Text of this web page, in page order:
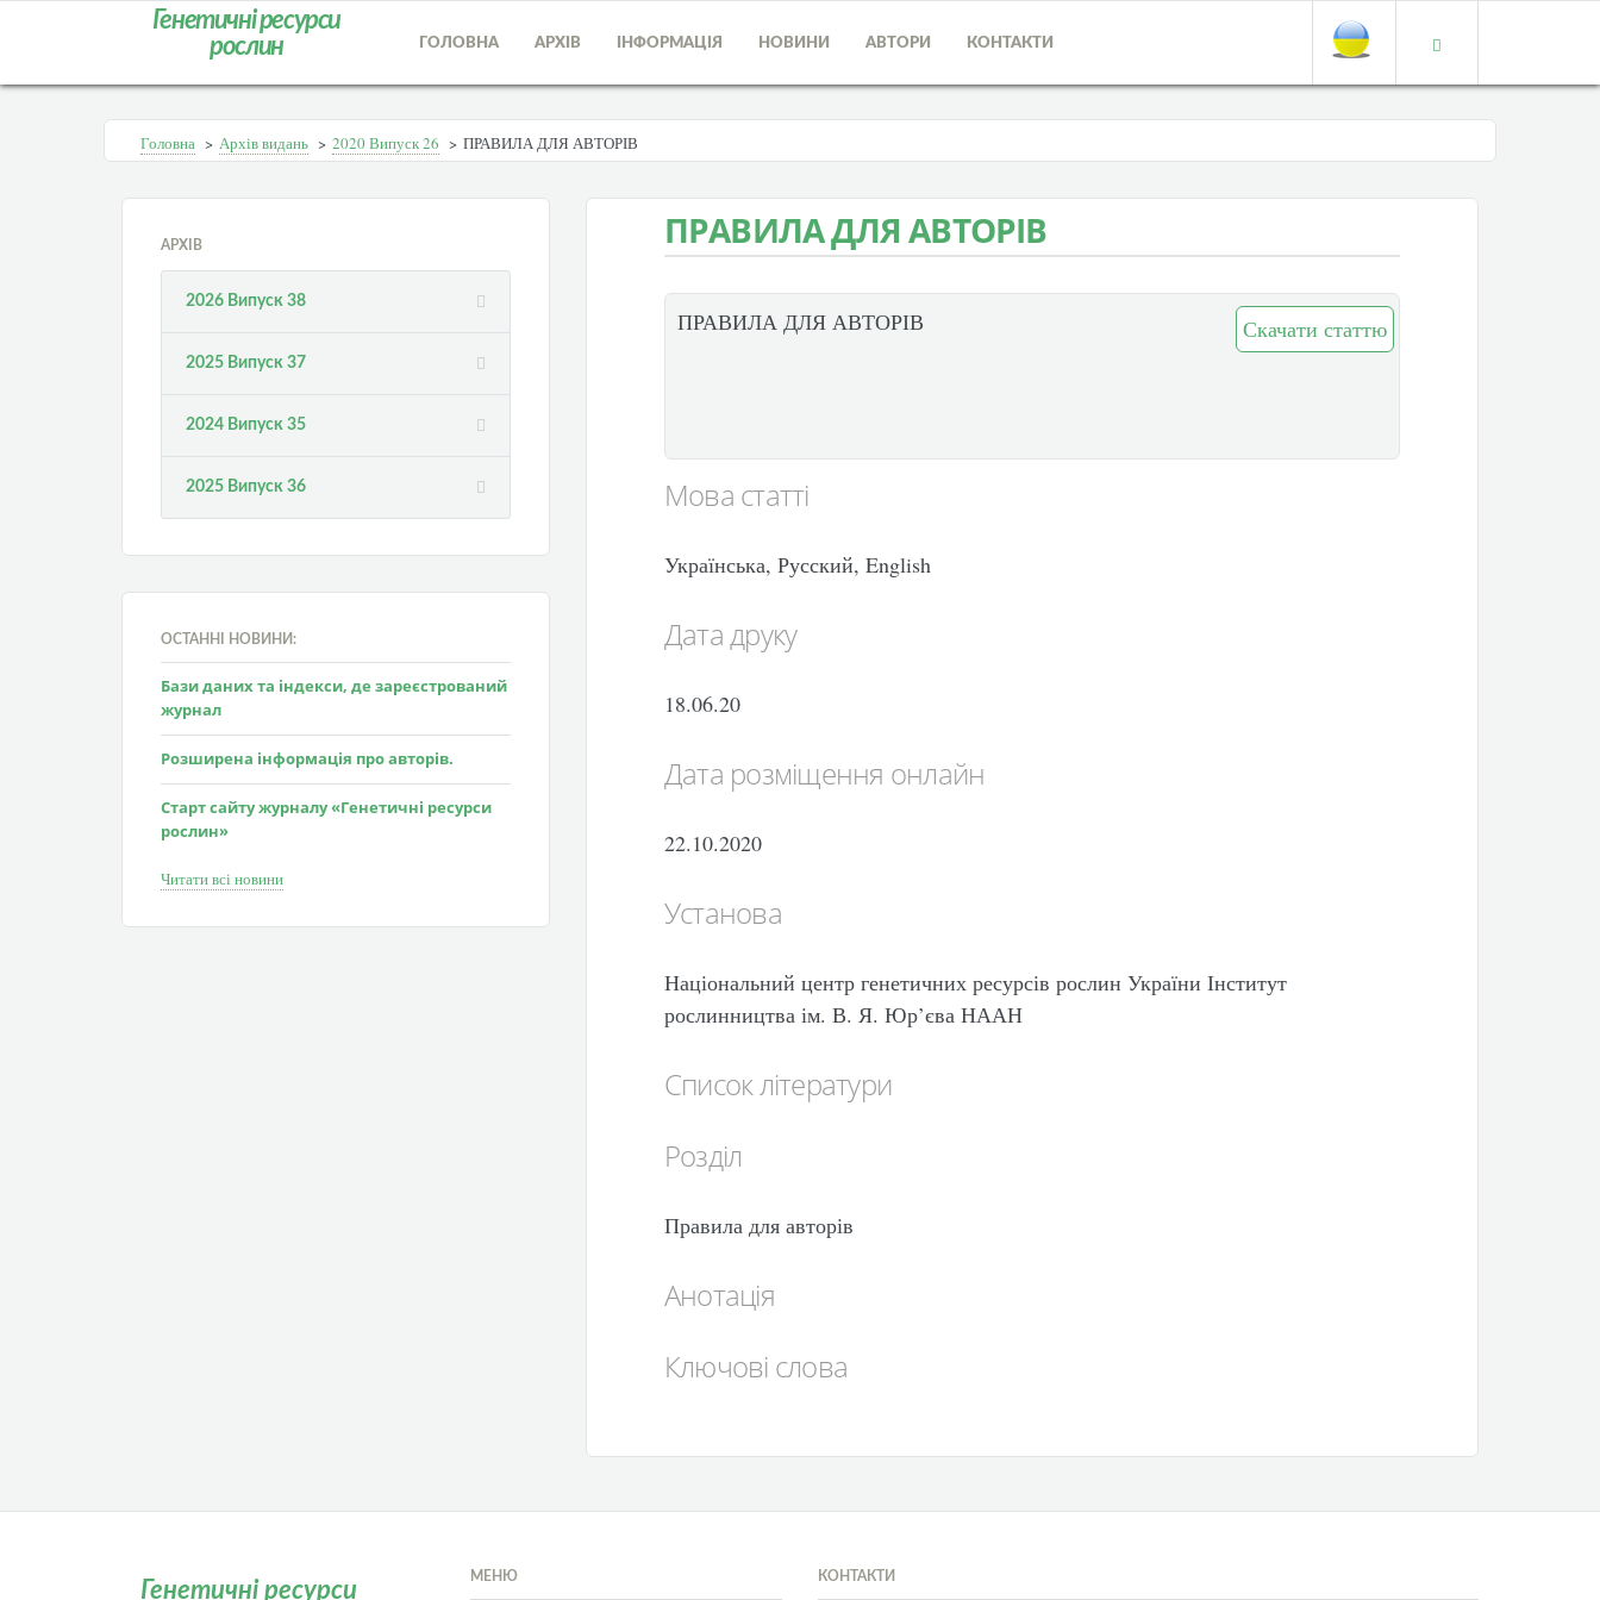
Генетичні ресурси
рослин
ГОЛОВНА АРХІВ ІНФОРМАЦІЯ НОВИНИ АВТОРИ КОНТАКТИ
Головна > Архів видань > 2020 Випуск 26 > ПРАВИЛА ДЛЯ АВТОРІВ
АРХІВ
2026 Випуск 38
2025 Випуск 37
2024 Випуск 35
2025 Випуск 36
ОСТАННІ НОВИНИ:
Бази даних та індекси, де зареєстрований
журнал
Розширена інформація про авторів.
Старт сайту журналу «Генетичні ресурси
рослин»
Читати всі новини
ПРАВИЛА ДЛЯ АВТОРІВ
Скачати статтю
ПРАВИЛА ДЛЯ АВТОРІВ
Мова статті
Українська, Русский, English
Дата друку
18.06.20
Дата розміщення онлайн
22.10.2020
Установа
Національний центр генетичних ресурсів рослин України Інститут
рослинництва ім. В. Я. Юр’єва НААН
Список літератури
Розділ
Правила для авторів
Анотація
Ключові слова
Генетичні ресурси
МЕНЮ КОНТАКТИ